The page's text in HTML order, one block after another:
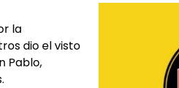
la
dio el visto
Pablo,